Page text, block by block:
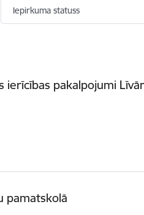
Iepirkuma statuss
pakalpojumi
pamatskolā